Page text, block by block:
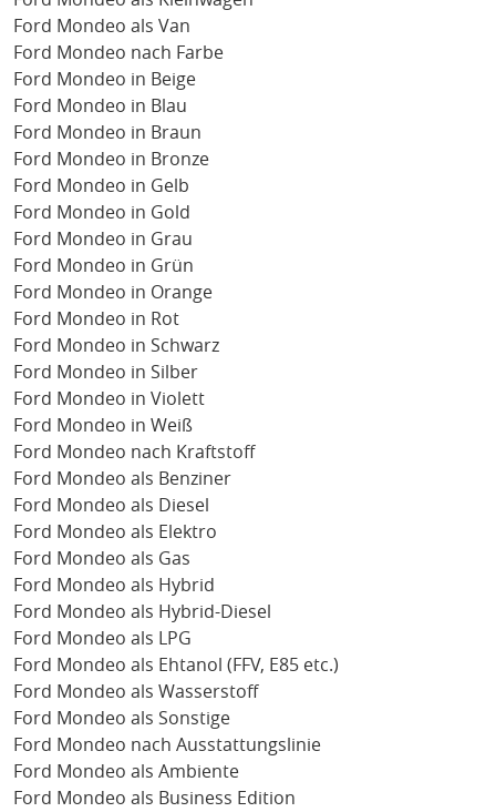
Ford Mondeo als Van
Ford Mondeo nach Farbe
Ford Mondeo in Beige
Ford Mondeo in Blau
Ford Mondeo in Braun
Ford Mondeo in Bronze
Ford Mondeo in Gelb
Ford Mondeo in Gold
Ford Mondeo in Grau
Ford Mondeo in Grün
Ford Mondeo in Orange
Ford Mondeo in Rot
Ford Mondeo in Schwarz
Ford Mondeo in Silber
Ford Mondeo in Violett
Ford Mondeo in Weiß
Ford Mondeo nach Kraftstoff
Ford Mondeo als Benziner
Ford Mondeo als Diesel
Ford Mondeo als Elektro
Ford Mondeo als Gas
Ford Mondeo als Hybrid
Ford Mondeo als Hybrid-Diesel
Ford Mondeo als LPG
Ford Mondeo als Ehtanol (FFV, E85 etc.)
Ford Mondeo als Wasserstoff
Ford Mondeo als Sonstige
Ford Mondeo nach Ausstattungslinie
Ford Mondeo als Ambiente
Ford Mondeo als Business Edition